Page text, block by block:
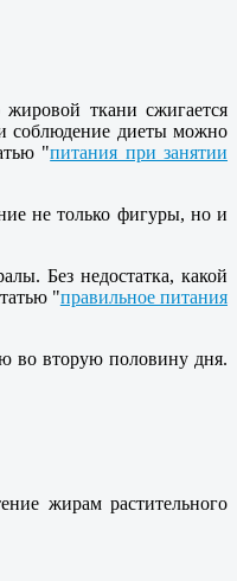
ткани сжигается
соблюдение диеты можно
"питания при занятии
не только фигуры, но и
Без недостатка, какой
"правильное питания
во вторую половину дня.
жирам растительного